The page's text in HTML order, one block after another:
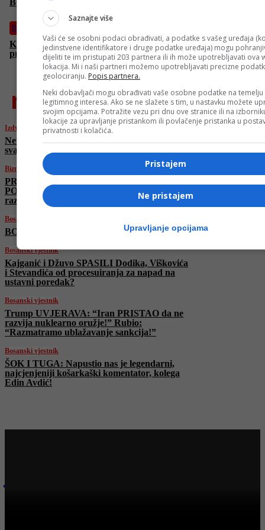
BOSANSKI VJESTNIK – 3. 6. 2026.
Bosanski vjestnik
Kajganić i Džuvo SPASILI Dodika, Viškovića i Stevandića od
procesuiranja za napad na ustavni poredak?
najnovije
Izdvojeno
Netanyahu o sukobu s Trumpom: “Kao u
svakoj porodici, imamo neslaganja”
Biznis
PRAGG Policy Forum poslao JASNE
PORUKE: “Dijalog i partnerstva ključ
razvoja Bosne i Hercegovine”
Bosanski vjestnik
BOSANSKI VJESTNIK – 3. 6. 2026.
Bosanski vjestnik
Kajganić i Džuvo SPASILI Dodika, Viškovića
i Stevandića od procesuiranja za napad na
ustavni poredak?
Bosanski vjestnik
Trump UVJERAVA: “Iran PRISTAO da ne
razvija nuklearno oružje!” Rubio:
“Razmatramo ublažavanje sankcija!”
Bosanski vjestnik
ŠOK I TUGA: Napustio nas je legendarni,
najcjenjeniji košarkaški komentator, kolega
Edin Avdić!
Saznajte više
Vaši će se osobni podaci obrađivati, a podatke s vašeg uređaja
jedinstvene identifikatore i druge podatke uređaja) mogu
dijeliti te im pristupati 203 partnera ili ih može upotrebljavati ova
lokacija. Mi i naši partneri možemo upotrebljavati precizne
geolociranju. Popis partnera.
Neki dobavljači mogu obrađivati vaše osobne podatke na temelju
legitimnog interesa. Ako se ne slažete s tim, u nastavku možete
svojim opcijama. Potražite vezu pri dnu ove stranice ili na
lokacije za upravljanje pristankom ili povlačenje pristanka u
privatnosti i kolačića.
Pristajem
Ne pristajem
Upravljanje opcijama